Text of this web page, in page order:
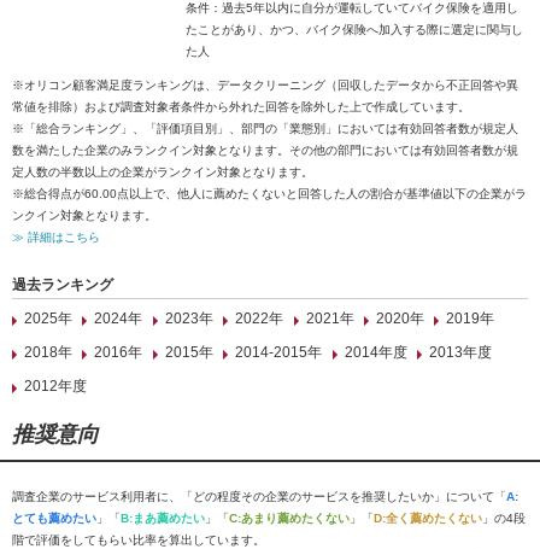
条件：過去5年以内に自分が運転していてバイク保険を適用し
たことがあり、かつ、バイク保険へ加入する際に選定に関与し
た人
※オリコン顧客満足度ランキングは、データクリーニング（回収したデータから不正回答や異
常値を排除）および調査対象者条件から外れた回答を除外した上で作成しています。
※「総合ランキング」、「評価項目別」、部門の「業態別」においては有効回答者数が規定人
数を満たした企業のみランクイン対象となります。その他の部門においては有効回答者数が規
定人数の半数以上の企業がランクイン対象となります。
※総合得点が60.00点以上で、他人に薦めたくないと回答した人の割合が基準値以下の企業がラ
ンクイン対象となります。
≫ 詳細はこちら
過去ランキング
2025年
2024年 2023年 2022年 2021年 2020年
2019年
2018年
2016年 2015年 2014-2015年 2014年度
2013年度
2012年度
推奨意向
調査企業のサービス利用者に、「どの程度その企業のサービスを推奨したいか」について「A:
とても薦めたい 」「B:まあ薦めたい 」「C:あまり薦めたくない 」「D:全く薦めたくない 」の4段
階で評価をしてもらい比率を算出しています。